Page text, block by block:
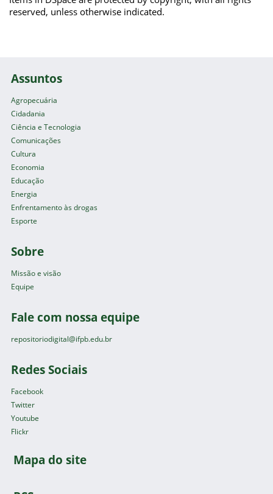
reserved, unless otherwise indicated.
Assuntos
Agropecuária
Cidadania
Ciência e Tecnologia
Comunicações
Cultura
Economia
Educação
Energia
Enfrentamento às drogas
Esporte
Sobre
Missão e visão
Equipe
Fale com nossa equipe
repositoriodigital@ifpb.edu.br
Redes Sociais
Facebook
Twitter
Youtube
Flickr
Mapa do site